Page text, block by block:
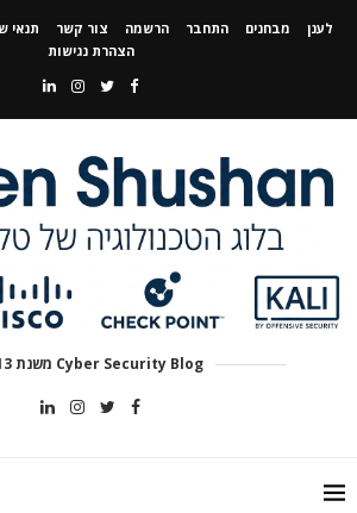
לענן מבחנים התחבר הרשמה צור קשר תנאי
הצהרת נגישות
Cyber Security Blog משנת 2013